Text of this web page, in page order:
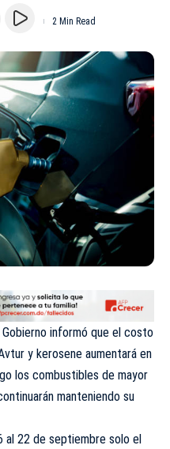
2 Min Read
Gobierno informó que el costo
y kerosene aumentará en
los combustibles de mayor
manteniendo su
al 22 de septiembre solo el